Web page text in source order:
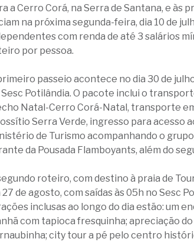
a Cerro Corá, na Serra de Santana, e às
na próxima segunda-feira, dia 10 de
com renda de até 3 salários
por pessoa.
passeio acontece no dia 30 de
Sesc Potilândia. O pacote inclui o
Natal-Cerro Corá-Natal, transporte
Serra Verde, ingresso para acesso
de Turismo acompanhando o
da Pousada Flamboyants, além do
roteiro, com destino à praia de
27 de agosto, com saídas às 05h no Sesc
inclusas ao longo do dia estão: um
com tapioca fresquinha; apreciação
city tour a pé pelo centro